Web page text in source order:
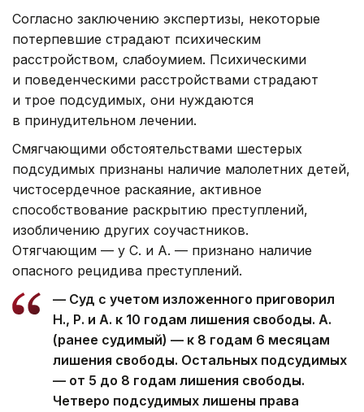
Согласно заключению экспертизы, некоторые
потерпевшие страдают психическим
расстройством, слабоумием. Психическими
и поведенческими расстройствами страдают
и трое подсудимых, они нуждаются
в принудительном лечении.
Смягчающими обстоятельствами шестерых
подсудимых признаны наличие малолетних детей,
чистосердечное раскаяние, активное
способствование раскрытию преступлений,
изобличению других соучастников.
Отягчающим — у С. и А. — признано наличие
опасного рецидива преступлений.
— Суд c учетом изложенного приговорил
Н., Р. и А. к 10 годам лишения свободы. А.
(ранее судимый) — к 8 годам 6 месяцам
лишения свободы. Остальных подсудимых
— от 5 до 8 годам лишения свободы.
Четверо подсудимых лишены права